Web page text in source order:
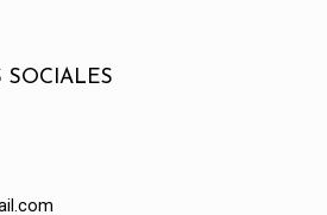
SOCIALES